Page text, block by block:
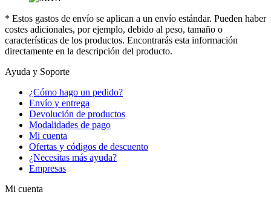
* Estos gastos de envío se aplican a un envío estándar. Pueden haber
costes adicionales, por ejemplo, debido al peso, tamaño o
características de los productos. Encontrarás esta información
directamente en la descripción del producto.
Ayuda y Soporte
¿Cómo hago un pedido?
Envío y entrega
Devolución de productos
Modalidades de pago
Mi cuenta
Ofertas y códigos de descuento
¿Necesitas más ayuda?
Empresas
Mi cuenta